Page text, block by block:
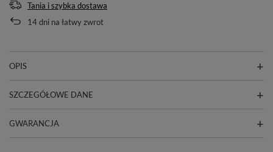
Tania i szybka dostawa
14dni na łatwy zwrot
OPIS
SZCZEGÓŁOWE DANE
GWARANCJA